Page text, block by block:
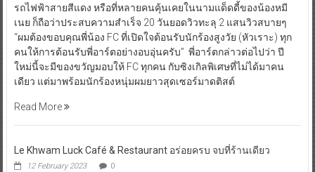
รถไฟฟ้าสายสีแดง หรือที่หลายคนคุ้นเคยในนามแด็ดดี้ของน้องหมี
เนย ก็ถือว่าประสบความสำเร็จ 20 วันยอดวิวทะลุ 2 แสนวิวสบายๆ
“ผมต้องขอบคุณพี่น้อง FC ที่เปิดใจต้อนรับนักร้องสูงวัย (หัวเราะ) ทุก
คนให้การต้อนรับพี่อาร์ตอย่างอบอุ่นครับ” พี่อาร์ตกล่าวต่อไปว่า ปี
ใหม่นี้จะมีของขวัญมอบให้ FC ทุกคน กับซิงเกิลพิเศษที่ไม่ได้มาคน
เดียว แต่มาพร้อมนักร้องหนุ่มผมยาวสุดเซอร์มาดติสต์
Read More
Le Khwam Luck Café & Restaurant อร่อยครบ จบที่ร้านเดียว
12 February 2023 0